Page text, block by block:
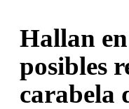
Hallan
posibles
carabela